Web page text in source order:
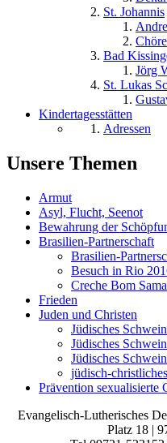
St. Johannis
Bad
Jörg
St. Lukas
Kindertagesstätten
Adressen
Unsere Themen
Armut
Asyl, Flucht, Seenot
Bewahrung der
Brasilien-Partnerschaft
Brasilien-
Besuch in Rio
Creche Bom
Frieden
Juden und Christen
Jüdisches
Jüdisches
Jüdisches
jüdisch-
Prävention sexualisierte
Evangelisch-Lutherisches
Platz 18 |